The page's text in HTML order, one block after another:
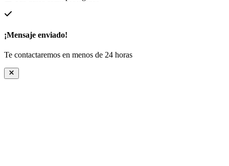
¡Mensaje enviado!
Te contactaremos en menos de 24 horas